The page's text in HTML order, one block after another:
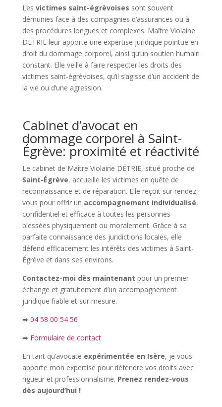
Les victimes saint-égrèvoises sont souvent
démunies face à des compagnies d’assurances ou à
des procédures longues et complexes. Maître Violaine
DETRIE leur apporte une expertise juridique pointue en
droit du dommage corporel, ainsi qu’un soutien humain
constant. Elle veille à faire respecter les droits des
victimes saint-égrèvoises, qu’il s’agisse d’un accident de
la vie ou d’une agression.
Cabinet d’avocat en
dommage corporel à Saint-
Égrève: proximité et réactivité
Le cabinet de Maître Violaine DÉTRIE, situé proche de
Saint-Égrève, accueille les victimes en quête de
reconnaissance et de réparation. Elle reçoit sur rendez-
vous pour offrir un accompagnement individualisé,
confidentiel et efficace à toutes les personnes
blessées physiquement ou moralement. Grâce à sa
parfaite connaissance des juridictions locales, elle
défend efficacement les intérêts des victimes à Saint-
Égrève et dans ses environs.
Contactez-moi dès maintenant pour un premier
échange et gratuitement d’un accompagnement
juridique fiable et sur mesure.
➡ 04 58 00 54 56
➡ Formulaire de contact
En tant qu’avocate expérimentée en Isère, je vous
apporte mon expertise pour défendre vos droits avec
rigueur et professionnalisme. Prenez rendez-vous
dès aujourd’hui !